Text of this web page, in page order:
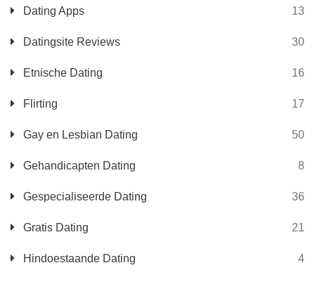
Dating Apps 13
Datingsite Reviews 30
Etnische Dating 16
Flirting 17
Gay en Lesbian Dating 50
Gehandicapten Dating 8
Gespecialiseerde Dating 36
Gratis Dating 21
Hindoestaande Dating 4